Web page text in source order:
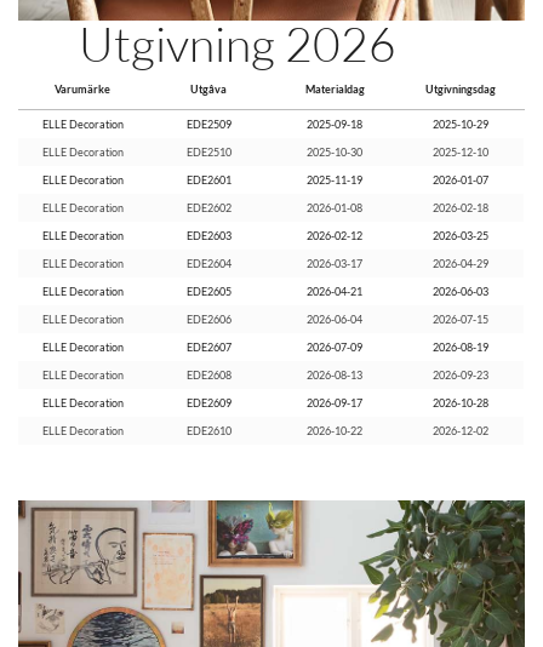
Utgivning 2026
Varumärke Utgåva Materialdag Utgivningsdag
ELLE Decoration EDE2509 2025-09-18 2025-10-29
ELLE Decoration EDE2510 2025-10-30 2025-12-10
ELLE Decoration EDE2601 2025-11-19 2026-01-07
ELLE Decoration EDE2602 2026-01-08 2026-02-18
ELLE Decoration EDE2603 2026-02-12 2026-03-25
ELLE Decoration EDE2604 2026-03-17 2026-04-29
ELLE Decoration EDE2605 2026-04-21 2026-06-03
ELLE Decoration EDE2606 2026-06-04 2026-07-15
ELLE Decoration EDE2607 2026-07-09 2026-08-19
ELLE Decoration EDE2608 2026-08-13 2026-09-23
ELLE Decoration EDE2609 2026-09-17 2026-10-28
ELLE Decoration EDE2610 2026-10-22 2026-12-02